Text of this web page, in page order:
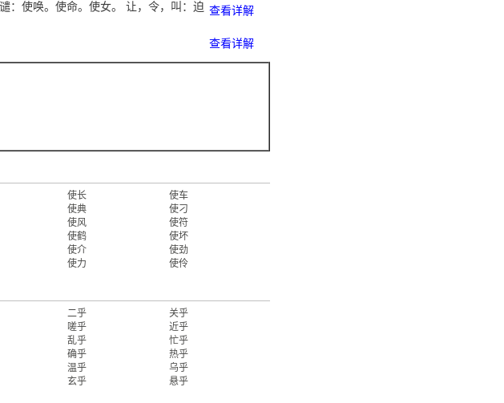
：使唤。使命。使女。 让，令，叫：迫 查看详解
查看详解
使长
使车
使典
使刁
使风
使符
使鹤
使坏
使介
使劲
使力 使伶
二乎
关乎
嗟乎
近乎
乱乎
忙乎
确乎
热乎
温乎
乌乎
玄乎 悬乎